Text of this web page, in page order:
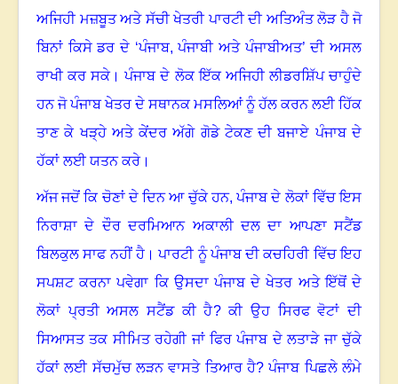
ਅਜਿਹੀ ਮਜ਼ਬੂਤ ਅਤੇ ਸੱਚੀ ਖੇਤਰੀ ਪਾਰਟੀ ਦੀ ਅਤਿਅੰਤ ਲੋੜ ਹੈ ਜੋ
ਬਿਨਾਂ ਕਿਸੇ ਡਰ ਦੇ ‘ਪੰਜਾਬ,ਪੰਜਾਬੀ ਅਤੇ ਪੰਜਾਬੀਅਤ’ ਦੀ ਅਸਲ
ਰਾਖੀ ਕਰ ਸਕੇ।ਪੰਜਾਬ ਦੇ ਲੋਕ ਇੱਕ ਅਜਿਹੀ ਲੀਡਰਸ਼ਿੱਪ ਚਾਹੁੰਦੇ
ਹਨ ਜੋ ਪੰਜਾਬ ਖੇਤਰ ਦੇ ਸਥਾਨਕ ਮਸਲਿਆਂ ਨੂੰ ਹੱਲ ਕਰਨ ਲਈ ਹਿੱਕ
ਤਾਣ ਕੇ ਖੜ੍ਹੇ ਅਤੇ ਕੇਂਦਰ ਅੱਗੇ ਗੋਡੇ ਟੇਕਣ ਦੀ ਬਜਾਏ ਪੰਜਾਬ ਦੇ
ਹੱਕਾਂ ਲਈ ਯਤਨ ਕਰੇ ।
ਅੱਜ ਜਦੋਂ ਕਿ ਚੋਣਾਂ ਦੇ ਦਿਨ ਆ ਚੁੱਕੇ ਹਨ,ਪੰਜਾਬ ਦੇ ਲੋਕਾਂ ਵਿੱਚ ਇਸ
ਨਿਰਾਸ਼ਾ ਦੇ ਦੌਰ ਦਰਮਿਆਨ ਅਕਾਲੀ ਦਲ ਦਾ ਆਪਣਾ ਸਟੈਂਡ
ਬਿਲਕੁਲ ਸਾਫ ਨਹੀਂ ਹੈ।ਪਾਰਟੀ ਨੂੰ ਪੰਜਾਬ ਦੀ ਕਚਹਿਰੀ ਵਿੱਚ ਇਹ
ਸਪਸ਼ਟ ਕਰਨਾ ਪਵੇਗਾ ਕਿ ਉਸਦਾ ਪੰਜਾਬ ਦੇ ਖੇਤਰ ਅਤੇ ਇੱਥੋਂ ਦੇ
ਲੋਕਾਂ ਪ੍ਰਤੀ ਅਸਲ ਸਟੈਂਡ ਕੀ ਹੈ?ਕੀ ਉਹ ਸਿਰਫ ਵੋਟਾਂ ਦੀ
ਸਿਆਸਤ ਤਕ ਸੀਮਿਤ ਰਹੇਗੀ ਜਾਂ ਫਿਰ ਪੰਜਾਬ ਦੇ ਲਤਾੜੇ ਜਾ ਚੁੱਕੇ
ਹੱਕਾਂ ਲਈ ਸੱਚਮੁੱਚ ਲੜਨ ਵਾਸਤੇ ਤਿਆਰ ਹੈ?ਪੰਜਾਬ ਪਿਛਲੇ ਲੰਮੇ